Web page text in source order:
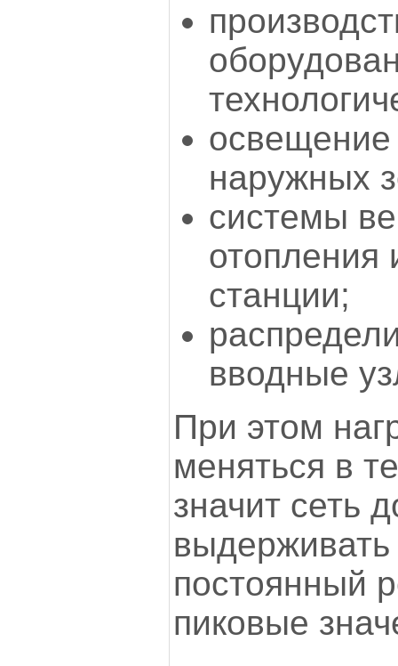
освещение
наружных
системы
отопления
станции;
вводные
При этом
меняться в
значит сеть
выдерживать
постоянный
пиковые